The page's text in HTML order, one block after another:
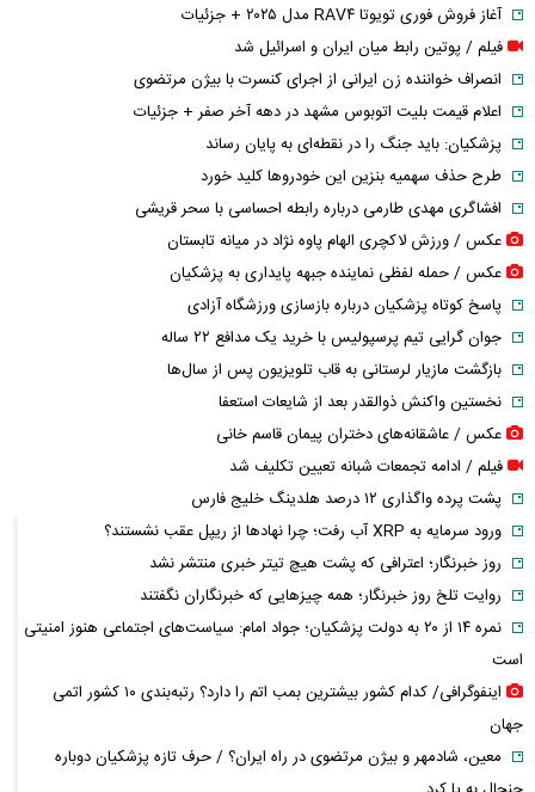
آغاز فروش فوری تویوتا RAV۴ مدل ۲۰۲۵ + جزئیات
فیلم / پوتین رابط میان ایران و اسرائیل شد
انصراف خواننده زن ایرانی از اجرای کنسرت با بیژن مرتضوی
اعلام قیمت بلیت اتوبوس مشهد در دهه آخر صفر + جزئیات
پزشکیان: باید جنگ را در نقطه‌ای به پایان رساند
طرح حذف سهمیه بنزین این خودرو‌ها کلید خورد
افشاگری مهدی طارمی درباره رابطه احساسی با سحر قریشی
عکس / ورزش لاکچری الهام پاوه نژاد در میانه تابستان
عکس / حمله لفظی نماینده جبهه پایداری به پزشکیان
پاسخ کوتاه پزشکیان درباره بازسازی ورزشگاه آزادی
جوان گرایی تیم پرسپولیس با خرید یک مدافع ۲۲ ساله
بازگشت مازیار لرستانی به قاب تلویزیون پس از سال‌ها
نخستین واکنش ذوالقدر بعد از شایعات استعفا
عکس / عاشقانه‌های دختران پیمان قاسم خانی
فیلم / ادامه تجمعات شبانه تعیین تکلیف شد
پشت پرده واگذاری ۱۲ درصد هلدینگ خلیج فارس
ورود سرمایه به XRP آب رفت؛ چرا نهادها از ریپل عقب نشستند؟
روز خبرنگار؛ اعترافی که پشت هیچ تیتر خبری منتشر نشد
روایت تلخ روز خبرنگار؛ همه چیزهایی که خبرنگاران نگفتند
نمره ۱۴ از ۲۰ به دولت پزشکیان؛ جواد امام: سیاست‌های اجتماعی هنوز امنیتی
است
اینفوگرافی/ کدام کشور بیشترین بمب اتم را دارد؟ رتبه‌بندی ۱۰ کشور اتمی
جهان
معین، شادمهر و بیژن مرتضوی در راه ایران؟ / حرف تازه پزشکیان دوباره